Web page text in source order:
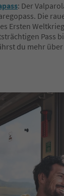
: Der
Die
Ersten
Pass
du mehr